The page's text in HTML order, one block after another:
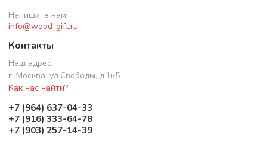
Напишите нам:
info@wood-gift.ru
Контакты
Наш адрес:
г. Москва, ул.Свободы, д.1к5
Как нас найти?
+7 (964) 637-04-33
+7 (916) 333-64-78
+7 (903) 257-14-39